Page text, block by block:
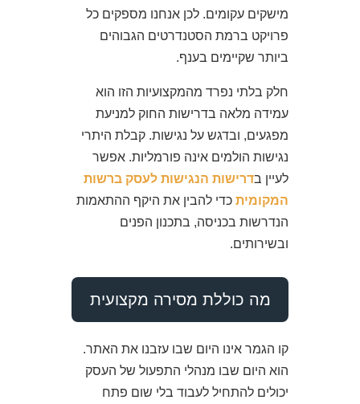
מישקים עקומים. לכן אנחנו מספקים כל
פרויקט ברמת הסטנדרטים הגבוהים
ביותר שקיימים בענף.
חלק בלתי נפרד מהמקצועיות הזו הוא
עמידה מלאה בדרישות החוק למניעת
מפגעים, ובדגש על נגישות. קבלת היתרי
נגישות הולמים אינה פורמליות. אפשר
לעיין בדרישות הנגישות לעסק ברשות
המקומית כדי להבין את היקף ההתאמות
הנדרשות בכניסה, בתכנון הפנים
ובשירותים.
מה כוללת מסירה מקצועית
קו הגמר אינו היום שבו עזבנו את האתר.
הוא היום שבו מנהלי התפעול של העסק
יכולים להתחיל לעבוד בלי שום פתח